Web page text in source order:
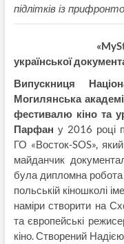
підлітків із
української
Випускниця
Могилянська
фестивалю кіно та
Парфан у 2016 році
ГО «Восток-SOS»,
майданчик
була дипломна робота
польській кіношколі
наміри створити на
та європейські
кіно. Створений